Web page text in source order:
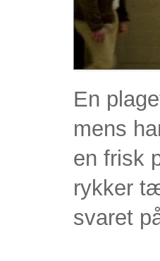
En
mens
en frisk
rykker
svaret